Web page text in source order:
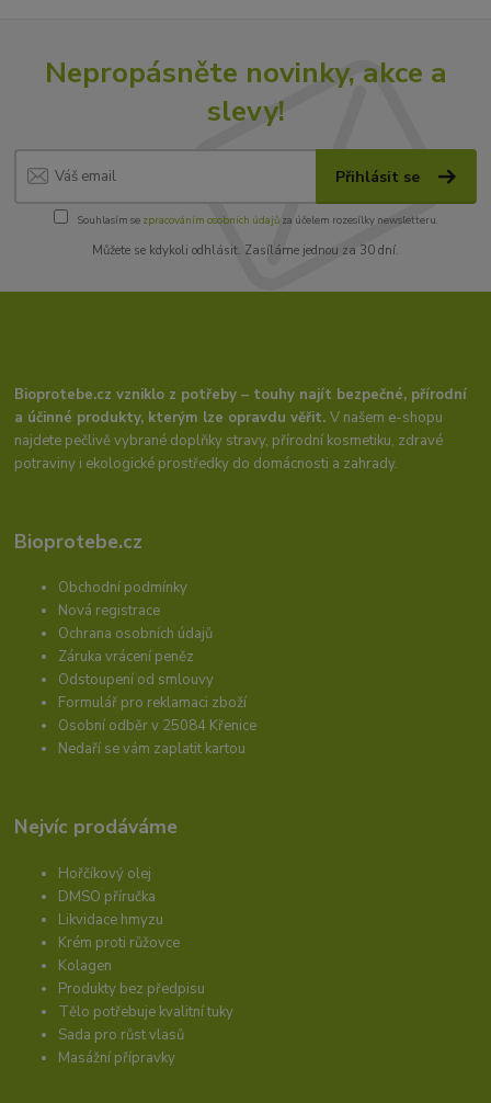
Nepropásněte novinky, akce a
slevy!
Přihlásit se
Souhlasím se zpracováním osobních údajůza účelem rozesílky newsletteru.
Můžete se kdykoli odhlásit. Zasíláme jednou za 30 dní.
Bioprotebe.cz vzniklo z potřeby – touhy najít bezpečné, přírodní
a účinné produkty, kterým lze opravdu věřit.V našem e-shopu
najdete pečlivě vybrané doplňky stravy, přírodní kosmetiku, zdravé
potraviny i ekologické prostředky do domácnosti a zahrady.
Bioprotebe.cz
Obchodní podmínky
Nová registrace
Ochrana osobních údajů
Záruka vrácení peněz
Odstoupení od smlouvy
Formulář pro reklamaci zboží
Osobní odběr v 25084 Křenice
Nedaří se vám zaplatit kartou
Nejvíc prodáváme
Hořčíkový olej
DMSO příručka
Likvidace hmyzu
Krém proti růžovce
Kolagen
Produkty bez předpisu
Tělo potřebuje kvalitní tuky
Sada pro růst vlasů
Masážní přípravky